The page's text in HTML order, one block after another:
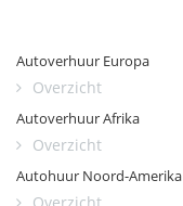
Autoverhuur Europa
Overzicht
Autoverhuur Afrika
Overzicht
Autohuur Noord-Amerika